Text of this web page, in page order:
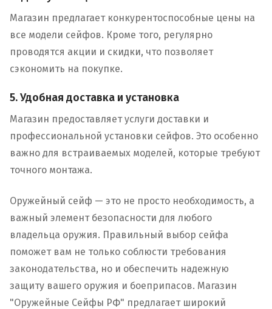
Магазин предлагает конкурентоспособные цены на
все модели сейфов. Кроме того, регулярно
проводятся акции и скидки, что позволяет
сэкономить на покупке.
5. Удобная доставка и установка
Магазин предоставляет услуги доставки и
профессиональной установки сейфов. Это особенно
важно для встраиваемых моделей, которые требуют
точного монтажа.
Оружейный сейф — это не просто необходимость, а
важный элемент безопасности для любого
владельца оружия. Правильный выбор сейфа
поможет вам не только соблюсти требования
законодательства, но и обеспечить надежную
защиту вашего оружия и боеприпасов. Магазин
"Оружейные Сейфы РФ" предлагает широкий